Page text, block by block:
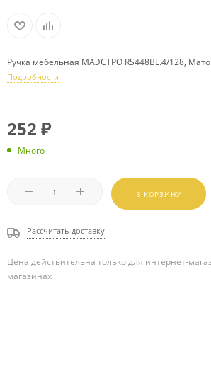
Ручка мебельная МАЭСТРО RS448BL.4/128,
Подробности
252 ₽
Много
В КОРЗИНУ
Рассчитать доставку
Цена действительна только для интернет-
магазинах